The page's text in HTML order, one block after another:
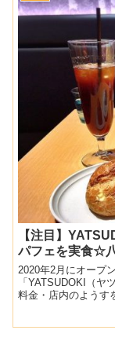
【注目】
パフェを実食☆
2020年2月にオープ
「YATSUDOKI（ヤ
料金・店内のようす